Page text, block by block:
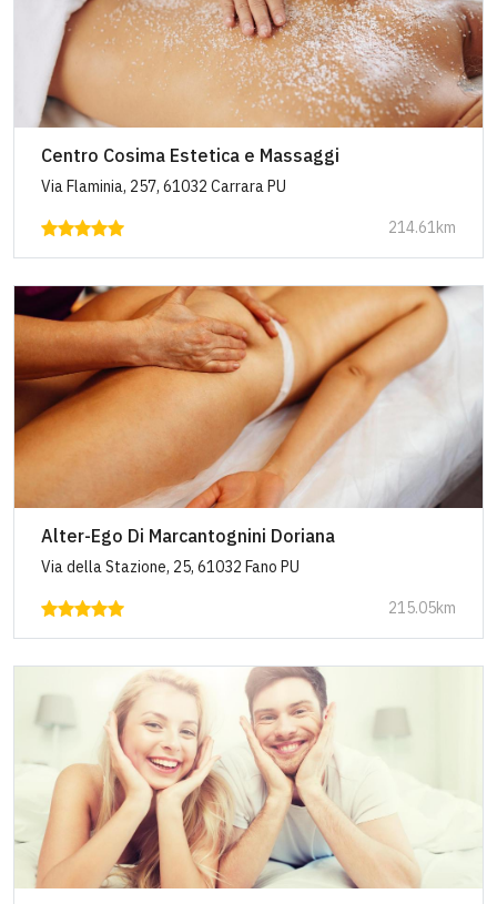
Centro Cosima Estetica e Massaggi
Via Flaminia, 257, 61032 Carrara PU
214.61km
Alter-Ego Di Marcantognini Doriana
Via della Stazione, 25, 61032 Fano PU
215.05km